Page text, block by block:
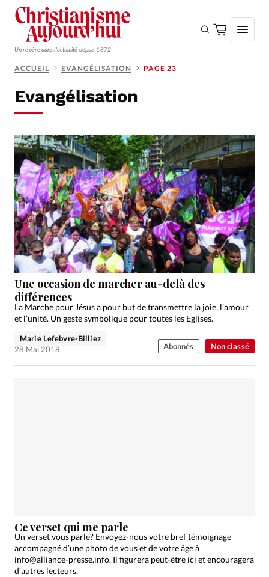
Un repère dans l'actualité depuis 1872
Monde
Opinions
Tous les articles
Faire un don
Emploi
Se connecter
Édition: Internationale
Devise: CHF
RUBRIQUES
Actualité internationale
Chronique
Culture
Dossier
Eglises Foi Génération réveil
Monde
ACCUEIL EVANGÉLISATION PAGE 23
Evangélisation
Non classé
Une occasion de marcher au-delà des
différences
La Marche pour Jésus a pour but de transmettre la joie, l’amour
et l’unité. Un geste symbolique pour toutes les Eglises.
Marie Lefebvre-Billiez
28 Mai 2018
Abonnés
Ce verset qui me parle
Un verset vous parle? Envoyez-nous votre bref témoignage
accompagné d’une photo de vous et de votre âge à
info@alliance-presse.info. Il figurera peut-être ici et encouragera
d’autres lecteurs.